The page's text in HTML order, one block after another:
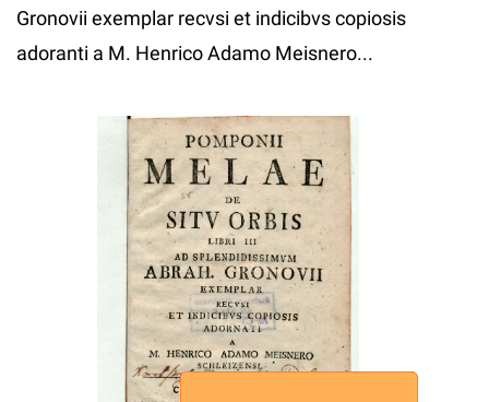
Gronovii exemplar recvsi et indicibvs copiosis
adoranti a M. Henrico Adamo Meisnero...